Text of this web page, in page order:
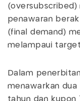
(oversubscribed)
penawaran
(final demand)
melampaui
Dalam
menawarkan dua
tahun dan kupon